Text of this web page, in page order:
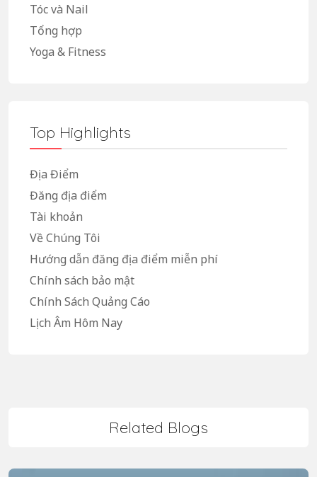
Tóc và Nail
Tổng hợp
Yoga & Fitness
Top Highlights
Địa Điểm
Đăng địa điểm
Tài khoản
Về Chúng Tôi
Hướng dẫn đăng địa điểm miễn phí
Chính sách bảo mật
Chính Sách Quảng Cáo
Lịch Âm Hôm Nay
Related Blogs